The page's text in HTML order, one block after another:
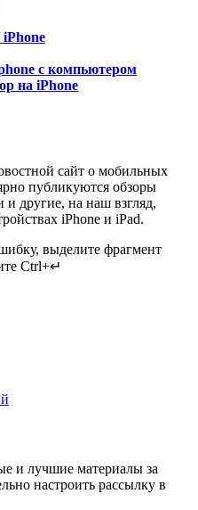
с компьютером
на iPhone
сайт о мобильных
публикуются обзоры
другие, на наш взгляд,
iPhone и iPad.
выделите фрагмент
Ctrl+↵
и лучшие материалы за
настроить рассылку в